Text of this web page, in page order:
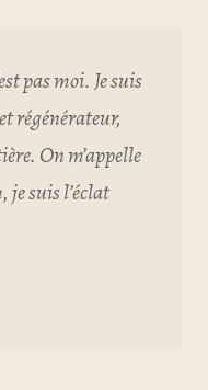
pas moi. Je suis
régénérateur,
On m’appelle
je suis l’éclat